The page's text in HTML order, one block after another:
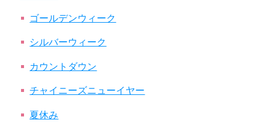
ゴールデンウィーク
シルバーウィーク
カウントダウン
チャイニーズニューイヤー
夏休み